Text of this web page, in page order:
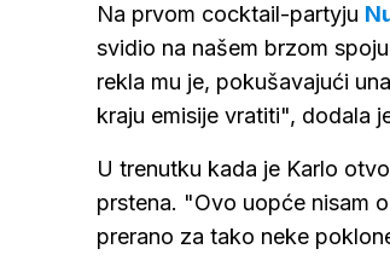
Na prvom cocktail-partyju
svidio na našem brzom
rekla mu je, pokušavajući
kraju emisije vratiti", dodala
U trenutku kada je Karlo
prstena. "Ovo uopće nisam
prerano za tako neke